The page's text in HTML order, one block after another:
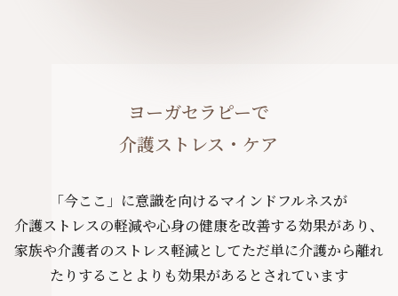
ヨーガセラピーで
介護ストレス・ケア
「今ここ」に意識を向けるマインドフルネスが
介護ストレスの軽減や心身の健康を改善する効果があり、
家族や介護者のストレス軽減としてただ単に介護から離れ
たりすることよりも効果があるとされています